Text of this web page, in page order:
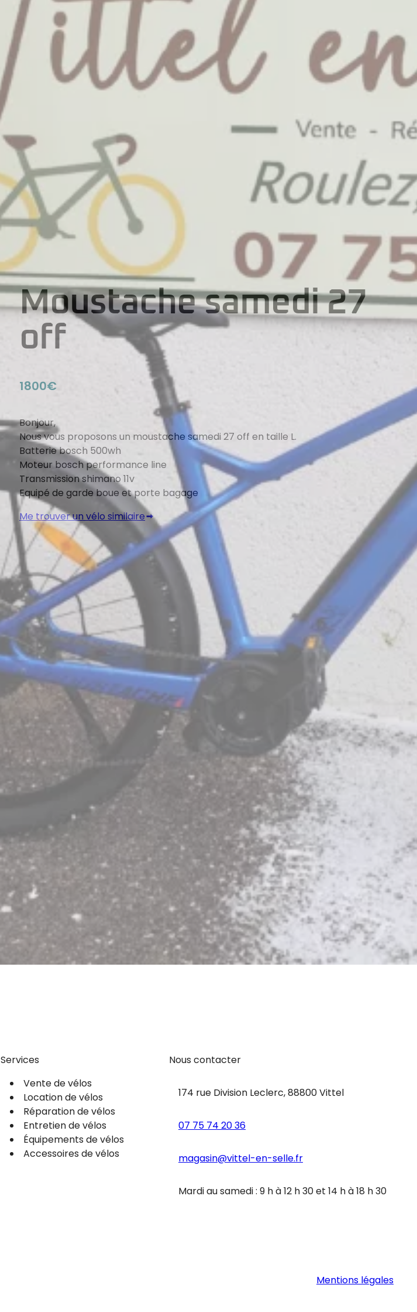
Moustache samedi 27
off
1800€
Bonjour,
Nous vous proposons un moustache samedi 27 off en taille L.
Batterie bosch 500wh
Moteur bosch performance line
Transmission shimano 11v
Equipé de garde boue et porte bagage
Me trouver un vélo similaire
Services
Vente de vélos
Location de vélos
Réparation de vélos
Entretien de vélos
Équipements de vélos
Accessoires de vélos
Nous contacter
174 rue Division Leclerc, 88800 Vittel
07 75 74 20 36
magasin@vittel-en-selle.fr
Mardi au samedi : 9 h à 12 h 30 et 14 h à 18 h 30
Mentions légales